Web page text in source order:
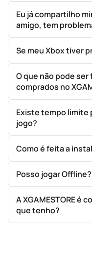
Eu já compartilho
amigo, tem
Se meu Xbox tiver
O que não pode
comprados no
Existe tempo limite
jogo?
Como é feita a
Posso jogar Offline?
A XGAMESTORE é
que tenho?